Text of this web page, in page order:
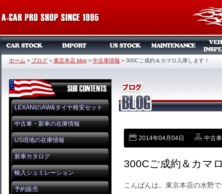
ホーム > ブログ > 東京本店 blog > 中古車情報 > 300Cご成約＆カマロ入庫します！
LEXANIのAW&タイヤ格安セット
中古車・新車の在庫情報
US現地の在庫情報
新車カタログ
輸入シュミレーション
予約販売
2014年04月04日 中古
300Cご成約＆カマ
こんばんは。東京本店の水野